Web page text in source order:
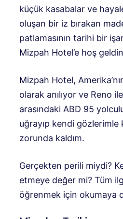
küçük kasabalar ve
oluşan bir iz bırakan
patlamasının tarihi bir
Mizpah Hotel’e hoş
Mizpah Hotel,
olarak anılıyor ve Reno
arasındaki ABD 95
uğrayıp kendi
zorunda kaldım.
Gerçekten perili miydi?
etmeye değer mi? Tüm
öğrenmek için okumaya